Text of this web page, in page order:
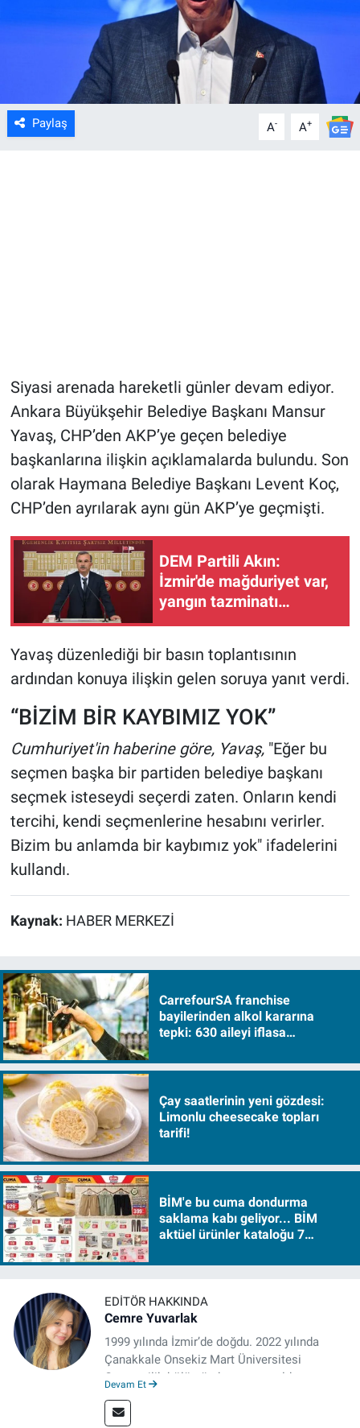
Paylaş A- A+
Siyasi arenada hareketli günler devam ediyor.
Ankara Büyükşehir Belediye Başkanı Mansur
Yavaş, CHP’den AKP’ye geçen belediye
başkanlarına ilişkin açıklamalarda bulundu. Son
olarak Haymana Belediye Başkanı Levent Koç,
CHP’den ayrılarak aynı gün AKP’ye geçmişti.
DEM Partili Akın:
İzmir'de mağduriyet var,
yangın tazminatı
Yavaş düzenlediği bir basın toplantısının
ardından konuya ilişkin gelen soruya yanıt verdi.
“BİZİM BİR KAYBIMIZ YOK”
Cumhuriyet'in haberine göre, Yavaş, "Eğer bu
seçmen başka bir partiden belediye başkanı
seçmek isteseydi seçerdi zaten. Onların kendi
tercihi, kendi seçmenlerine hesabını verirler.
Bizim bu anlamda bir kaybımız yok" ifadelerini
kullandı.
Kaynak: HABER MERKEZİ
CarrefourSA franchise
bayilerinden alkol kararına
tepki: 630 aileyi iflasa
Çay saatlerinin yeni gözdesi:
Limonlu cheesecake topları
tarifi!
BİM'e bu cuma dondurma
saklama kabı geliyor... BİM
aktüel ürünler kataloğu 7
EDITÖR HAKKINDA
Cemre Yuvarlak
1999 yılında İzmir’de doğdu. 2022 yılında
Çanakkale Onsekiz Mart Üniversitesi
Gazetecilik bölümünden mezun oldu.
Yüksek Lisansına devam eden gazeteci, 2022
Devam Et